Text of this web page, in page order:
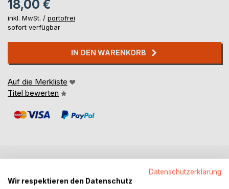
18,00 €
inkl. MwSt. / portofrei
sofort verfügbar
IN DEN WARENKORB
Auf die Merkliste
Titel bewerten
Datenschutzerklärung
Wir respektieren den Datenschutz